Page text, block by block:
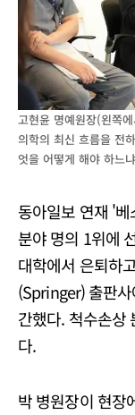
고현윤 명예원장(왼쪽
의학의 최신 흐름을 전
엇을 어떻게 해야 하느
동아일보 연재 '
분야 명의 1위에
대학에서 은퇴하
(Springer) 출판
간했다. 척수손상
다.
박 병원장이 현장